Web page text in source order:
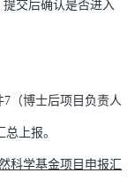
交后确认是否进入
7 （博士后项目负责人
上报。
科学基金项目申报汇